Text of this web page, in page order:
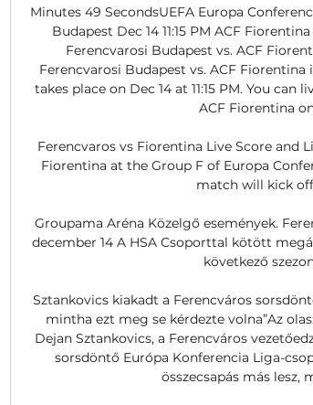
Minutes 49 SecondsUEFA Europa
Budapest Dec 14 11:15 PM ACF
Ferencvarosi Budapest vs. ACF
Ferencvarosi Budapest vs. ACF
takes place on Dec 14 at 11:15 PM. You
ACF Fiorentina
Ferencvaros vs Fiorentina Live Score and
Fiorentina at the Group F of Europa
match will kick off
Groupama Aréna Közelgő események.
december 14 A HSA Csoporttal kötött
következő
Sztankovics kiakadt a Ferencváros
mintha ezt meg se kérdezte volna”Az
Dejan Sztankovics, a Ferencváros
sorsdöntő Európa Konferencia Liga-
összecsapás más lesz,